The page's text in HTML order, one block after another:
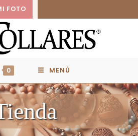
FOTO
0 MENÚ